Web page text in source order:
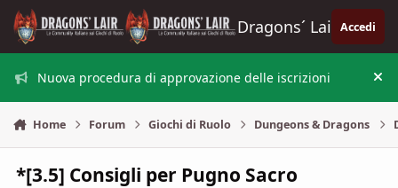
Vai al contenuto
Dragons´ Lair Accedi
Nuova procedura di approvazione delle iscrizioni
Home Forum Giochi di Ruolo Dungeons & Dragons
*[3.5] Consigli per Pugno Sacro